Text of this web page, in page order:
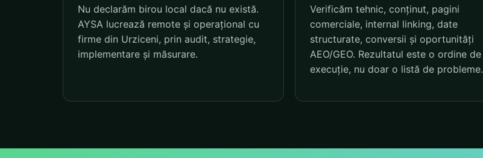
Nu declarăm birou local dacă nu există.
AYSA lucrează remote și operațional cu
firme din Urziceni, prin audit, strategie,
implementare și măsurare.
Verificăm tehnic, conținut, pagini
comerciale, internal linking, date
structurate, conversii și oportunități
AEO/GEO. Rezultatul este o ordine de
execuție, nu doar o listă de probleme.